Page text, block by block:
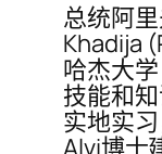
总统阿
Khadija
哈杰大
技能和
实地实